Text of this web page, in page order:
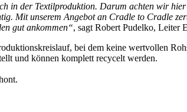
in der Textilproduktion. Darum achten wir
Mit unserem Angebot an Cradle to Cradle
gut ankommen“, sagt Robert Pudelko, Leiter
bei dem keine wertvollen
und können komplett recycelt werden.